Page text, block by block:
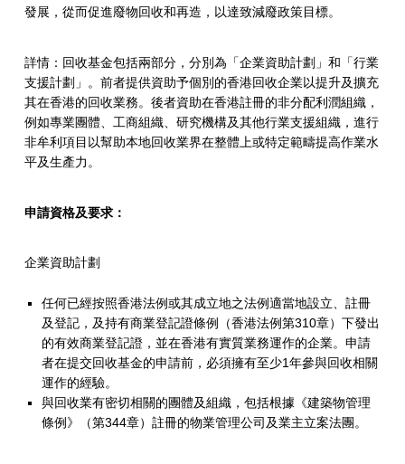
(
R
F
)
發展，從而促進廢物回收和再造，以達致減廢政策目標。
詳情：回收基金包括兩部分，分別為「企業資助計劃」和「行業
支援計劃」。前者提供資助予個別的香港回收企業以提升及擴充
其在香港的回收業務。後者資助在香港註冊的非分配利潤組織，
例如專業團體、工商組織、研究機構及其他行業支援組織，進行
非牟利項目以幫助本地回收業界在整體上或特定範疇提高作業水
平及生產力。
申請資格及要求：
企業資助計劃
任何已經按照香港法例或其成立地之法例適當地設立、註冊
及登記，及持有商業登記證條例（香港法例第310章）下發出
的有效商業登記證，並在香港有實質業務運作的企業。申請
者在提交回收基金的申請前，必須擁有至少1年參與回收相關
運作的經驗。
與回收業有密切相關的團體及組織，包括根據《建築物管理
條例》（第344章）註冊的物業管理公司及業主立案法團。